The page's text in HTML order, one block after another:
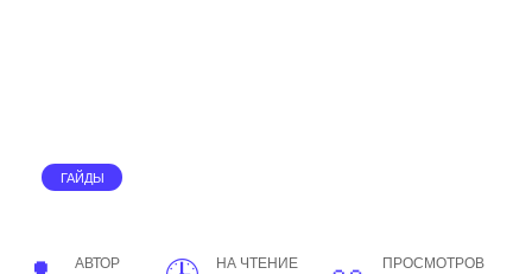
ГАЙДЫ
АВТОР НА ЧТЕНИЕ ПРОСМОТРОВ